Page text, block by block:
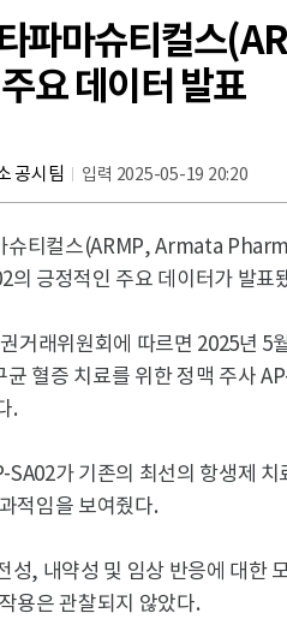
파마슈티컬스
요 데이터 발표
공시팀 입력 2025-05-19 20:20
슈티컬스(ARMP, Armata
의 긍정적인 주요 데이터가 발표
거래위원회에 따르면 2025년
균 혈증 치료를 위한 정맥 주사
.
SA02가 기존의 최선의 항생제
적임을 보여줬다.
성, 내약성 및 임상 반응에 대한
용은 관찰되지 않았다.